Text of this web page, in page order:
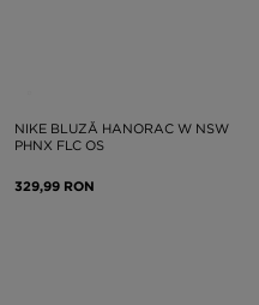
NIKE BLUZĂ HANORAC W NSW
PHNX FLC OS
329,99 RON